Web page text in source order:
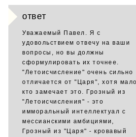
ответ
Уважаемый Павел. Я с
удовольствием отвечу на ваши
вопросы, но вы должны
сформулировать их точнее.
"Летоисчисление" очень сильно
отличается от "Царя", хотя мало
кто замечает это. Грозный из
"Летоисчисления" - это
имморальный интеллектуал с
мессианскими амбициями,
Грозный из "Царя" - кровавый